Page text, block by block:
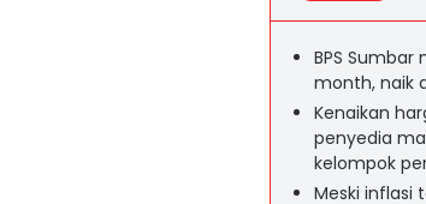
BPS
month, naik
Kenaikan
penyedia
kelompok
Meski inflasi